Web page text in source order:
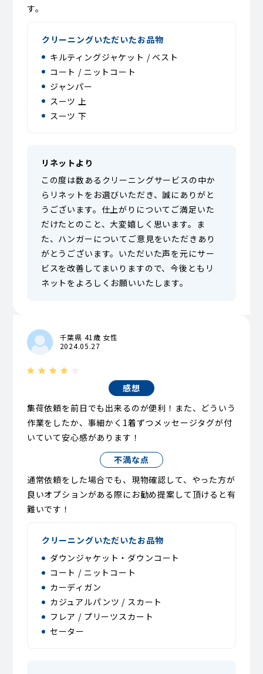
す。
クリーニングいただいたお品物
キルティングジャケット / ベスト
コート / ニットコート
ジャンパー
スーツ 上
スーツ 下
リネットより
この度は数あるクリーニングサービスの中か
らリネットをお選びいただき、誠にありがと
うございます。仕上がりについてご満足いた
だけたとのこと、大変嬉しく思います。ま
た、ハンガーについてご意見をいただきあり
がとうございます。いただいた声を元にサー
ビスを改善してまいりますので、今後ともリ
ネットをよろしくお願いいたします。
千葉県 41歳 女性
2024.05.27
感想
集荷依頼を前日でも出来るのが便利！また、どういう
作業をしたか、事細かく1着ずつメッセージタグが付
いていて安心感があります！
不満な点
通常依頼をした場合でも、現物確認して、やった方が
良いオプションがある際にお勧め提案して頂けると有
難いです！
クリーニングいただいたお品物
ダウンジャケット・ダウンコート
コート / ニットコート
カーディガン
カジュアルパンツ / スカート
フレア / プリーツスカート
セーター